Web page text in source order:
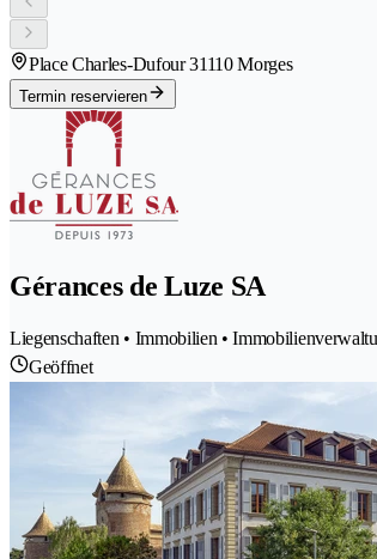
Place Charles-Dufour 31110 Morges
Termin reservieren
Gérances de Luze SA
Liegenschaften • Immobilien •
Geöffnet